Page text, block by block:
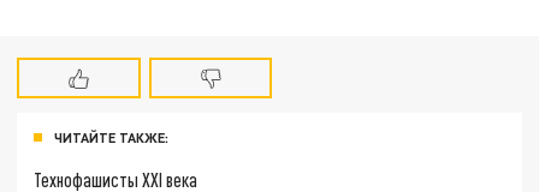
ЧИТАЙТЕ ТАКЖЕ:
Технофашисты XXI века